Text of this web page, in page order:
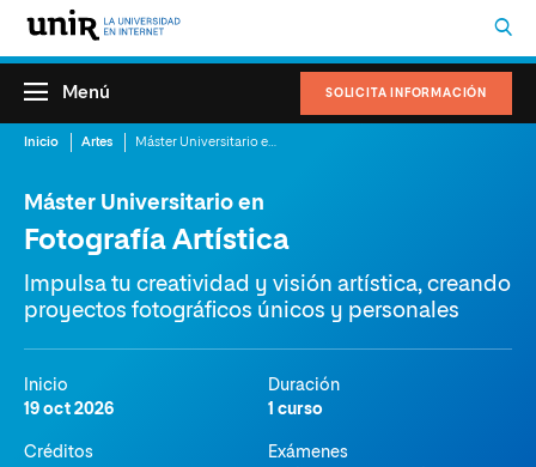
SOLICITA INFORMACIÓN
Menú
Inicio Artes
Máster Universitario en
Fotografía Artística
Impulsa tu creatividad y visión artística, creando
proyectos fotográficos únicos y personales
Inicio
19 oct 2026
Duración
1 curso
Créditos
Exámenes